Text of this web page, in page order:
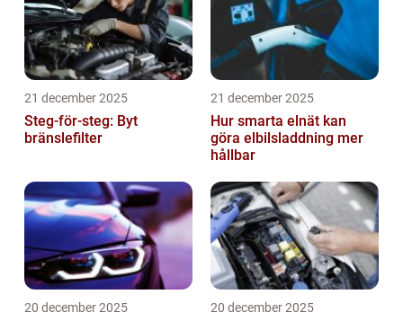
21 december 2025
Steg-för-steg: Byt
bränslefilter
21 december 2025
Hur smarta elnät kan
göra elbilsladdning mer
hållbar
20 december 2025 20 december 2025